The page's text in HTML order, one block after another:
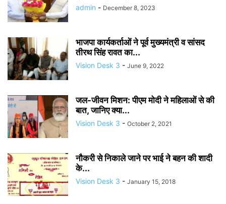
admin - December 8, 2023
भाजपा कार्यकर्ताओं ने पूर्व मुख्यमंत्री व सांसद
तीरथ सिंह रावत का...
Vision Desk 3 - June 9, 2022
जल-जीवन मिशन: पीएम मोदी ने महिलाओं से की
बात, जानिए क्या...
Vision Desk 3 - October 2, 2021
नौकरी से निकाले जाने पर भाई ने बहन की शादी
के...
Vision Desk 3 - January 15, 2018